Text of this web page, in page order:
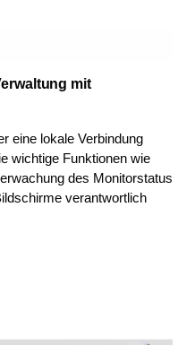
mit
eine lokale Verbindung
wichtige Funktionen wie
des Monitorstatus
verantwortlich